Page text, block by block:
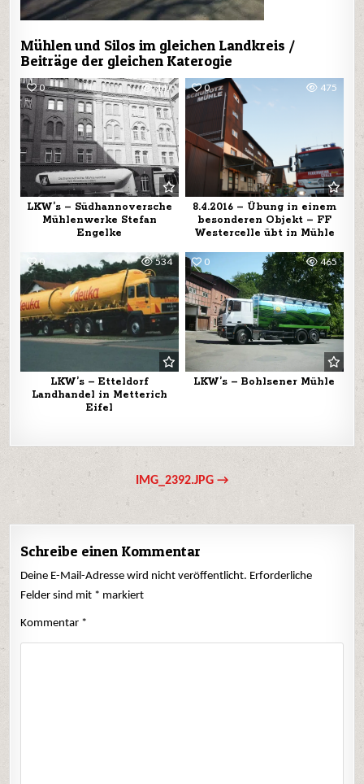
Mühlen und Silos im gleichen Landkreis /
Beiträge der gleichen Katerogie
0 447
LKW’s – Südhannoversche
Mühlenwerke Stefan
Engelke
0 475
8.4.2016 – Übung in einem
besonderen Objekt – FF
Westercelle übt in Mühle
0 534
LKW’s – Etteldorf
Landhandel in Metterich
Eifel
0 465
LKW’s – Bohlsener Mühle
Beitrags-
Navigation
IMG_2392.JPG →
Schreibe einen Kommentar
Deine E-Mail-Adresse wird nicht veröffentlicht. Erforderliche
Felder sind mit * markiert
Kommentar *